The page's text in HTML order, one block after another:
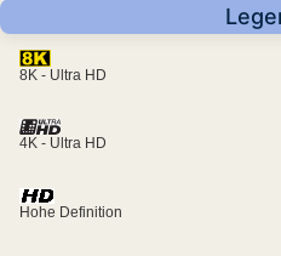
8K - Ultra HD
4K - Ultra HD
Hohe Definition